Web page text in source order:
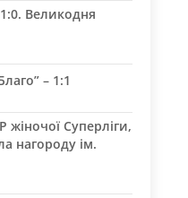
Великодня
– 1:1
жіночої Суперліги,
нагороду ім.